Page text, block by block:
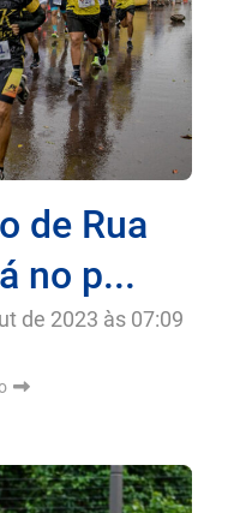
de Rua
no p...
de 2023 às 07:09